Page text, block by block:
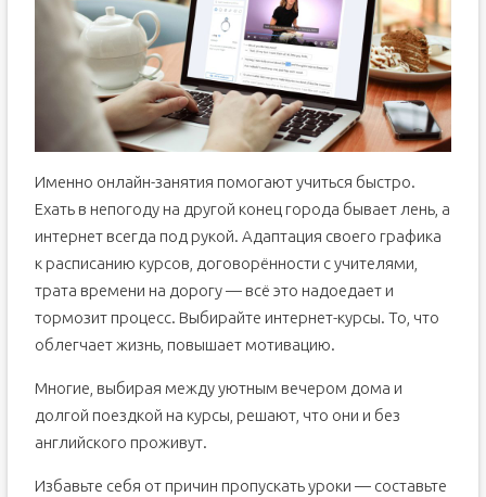
Именно онлайн-занятия помогают учиться быстро.
Ехать в непогоду на другой конец города бывает лень, а
интернет всегда под рукой. Адаптация своего графика
к расписанию курсов, договорённости с учителями,
трата времени на дорогу — всё это надоедает и
тормозит процесс. Выбирайте интернет-курсы. То, что
облегчает жизнь, повышает мотивацию.
Многие, выбирая между уютным вечером дома и
долгой поездкой на курсы, решают, что они и без
английского проживут.
Избавьте себя от причин пропускать уроки — составьте